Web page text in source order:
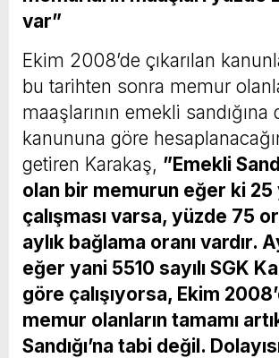
var”
Ekim 2008’de çıkarılan
bu tarihten sonra memur
maaşlarının emekli
kanununa göre
getiren Karakaş, ”Emekli
olan bir memurun eğer ki 25
çalışması varsa, yüzde 75
aylık bağlama oranı vardır.
eğer yani 5510 sayılı SGK
göre çalışıyorsa, Ekim
memur olanların tamamı
Sandığı’na tabi değil.